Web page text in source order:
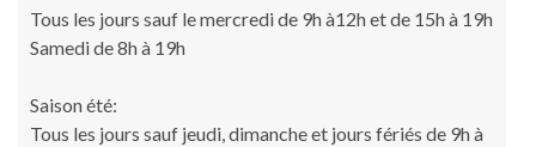
Tous les jours sauf le mercredi de 9h à12h et de 15h à 19h
Samedi de 8h à 19h
Saison été:
Tous les jours sauf jeudi, dimanche et jours fériés de 9h à